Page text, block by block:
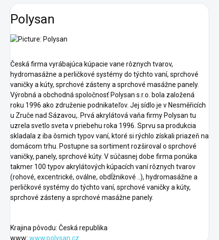
Polysan
Česká firma vyrábajúca kúpacie vane rôznych tvarov,
hydromasážne a perličkové systémy do týchto vaní, sprchové
vaničky a kúty, sprchové zásteny a sprchové masážne panely.
Výrobná a obchodná spoločnosť Polysan s.r.o. bola založená
roku 1996 ako združenie podnikateľov. Jej sídlo je v Nesměřicích
u Zruče nad Sázavou,. Prvá akrylátová vaňa firmy Polysan tu
uzrela svetlo sveta v priebehu roka 1996. Sprvu sa produkcia
skladala z iba ôsmich typov vaní, ktoré si rýchlo získali priazeň na
domácom trhu. Postupne sa sortiment rozširoval o sprchové
vaničky, panely, sprchové kúty. V súčasnej dobe firma ponúka
takmer 100 typov akrylátových kúpacích vaní rôznych tvarov
(rohové, excentrické, oválne, obdĺžnikové ..), hydromasážne a
perličkové systémy do týchto vaní, sprchové vaničky a kúty,
sprchové zásteny a sprchové masážne panely.
Krajina pôvodu: Česká republika
www: www.polysan.cz